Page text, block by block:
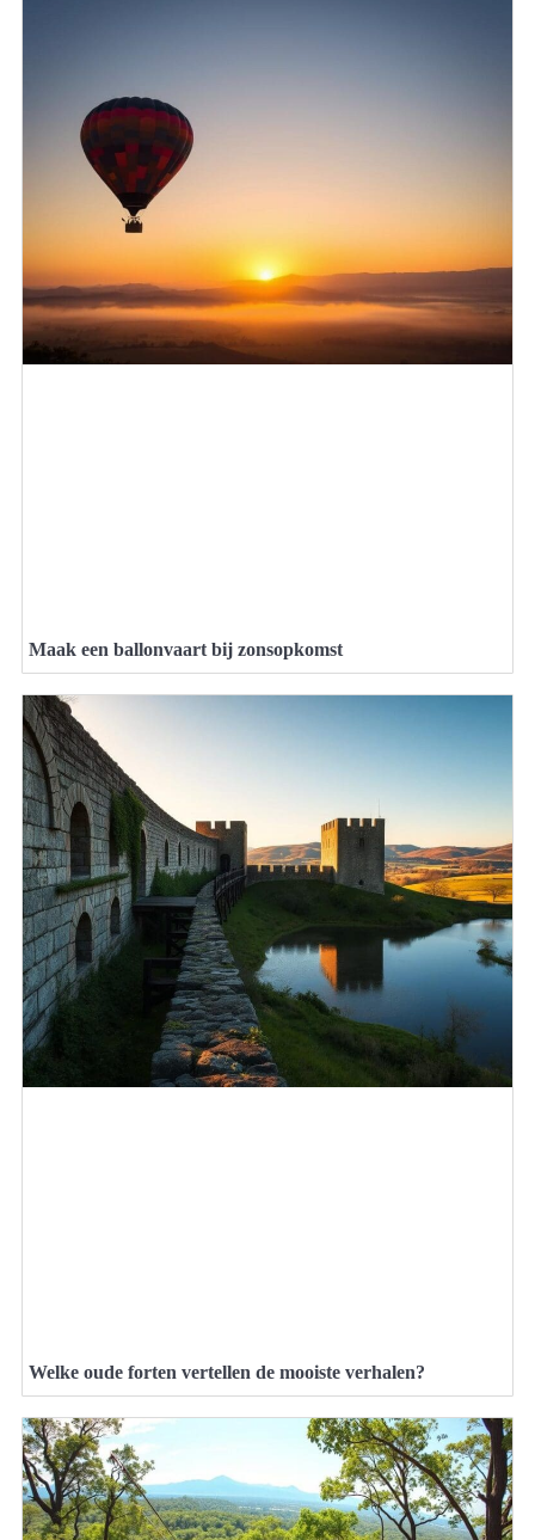
Maak een ballonvaart bij zonsopkomst
Welke oude forten vertellen de mooiste verhalen?